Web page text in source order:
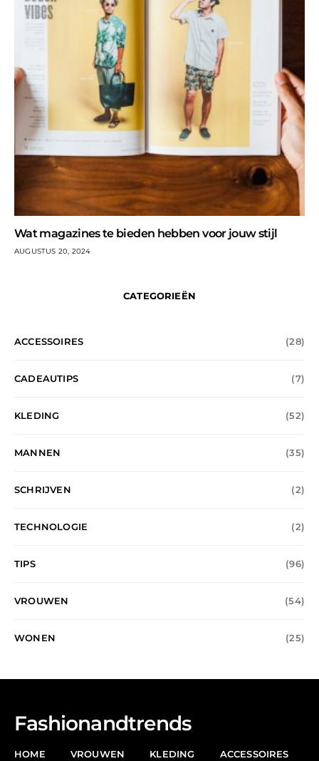
Wat magazines te bieden hebben voor jouw stijl
AUGUSTUS 20, 2024
CATEGORIEËN
ACCESSOIRES (28)
CADEAUTIPS (7)
KLEDING (52)
MANNEN (35)
SCHRIJVEN (2)
TECHNOLOGIE (2)
TIPS (96)
VROUWEN (54)
WONEN (25)
Fashionandtrends
HOME VROUWEN KLEDING ACCESSOIRES